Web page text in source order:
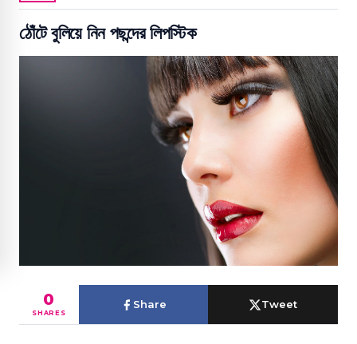
ঠোঁটে বুলিয়ে নিন পছন্দের লিপস্টিক
0
SHARES
Share Tweet